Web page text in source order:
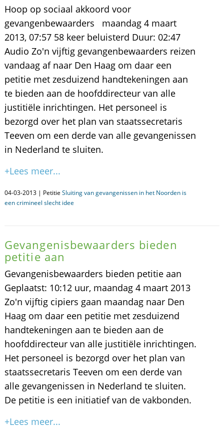
Hoop op sociaal akkoord voor
gevangenbewaarders maandag 4 maart
2013, 07:57 58 keer beluisterd Duur: 02:47
Audio Zo'n vijftig gevangenbewaarders reizen
vandaag af naar Den Haag om daar een
petitie met zesduizend handtekeningen aan
te bieden aan de hoofddirecteur van alle
justitiële inrichtingen. Het personeel is
bezorgd over het plan van staatssecretaris
Teeven om een derde van alle gevangenissen
in Nederland te sluiten.
+Lees meer...
04-03-2013 | Petitie Sluiting van gevangenissen in het Noorden is
een crimineel slecht idee
Gevangenisbewaarders bieden
petitie aan
Gevangenisbewaarders bieden petitie aan
Geplaatst: 10:12 uur, maandag 4 maart 2013
Zo'n vijftig cipiers gaan maandag naar Den
Haag om daar een petitie met zesduizend
handtekeningen aan te bieden aan de
hoofddirecteur van alle justitiële inrichtingen.
Het personeel is bezorgd over het plan van
staatssecretaris Teeven om een derde van
alle gevangenissen in Nederland te sluiten.
De petitie is een initiatief van de vakbonden.
+Lees meer...